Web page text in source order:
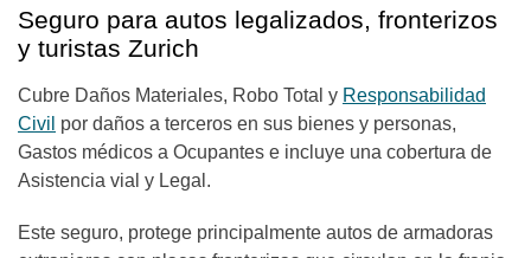
Seguro para autos legalizados, fronterizos
y turistas Zurich
Cubre Daños Materiales, Robo Total y Responsabilidad
Civil por daños a terceros en sus bienes y personas,
Gastos médicos a Ocupantes e incluye una cobertura de
Asistencia vial y Legal.
Este seguro, protege principalmente autos de armadoras